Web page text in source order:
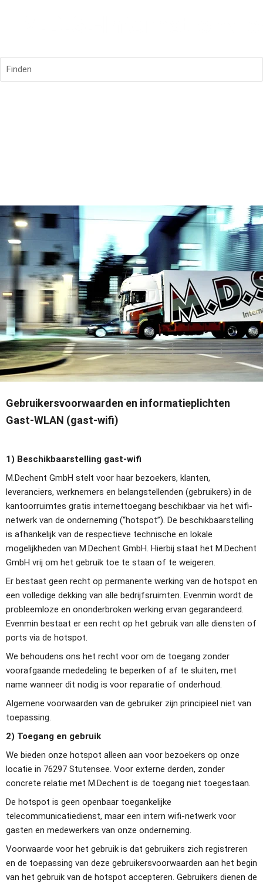
Finden
Gebruikersvoorwaarden en informatieplichten
Gast-WLAN (gast-wifi)
1) Beschikbaarstelling gast-wifi
M.Dechent GmbH stelt voor haar bezoekers, klanten,
leveranciers, werknemers en belangstellenden (gebruikers) in de
kantoorruimtes gratis internettoegang beschikbaar via het wifi-
netwerk van de onderneming (“hotspot”). De beschikbaarstelling
is afhankelijk van de respectieve technische en lokale
mogelijkheden van M.Dechent GmbH. Hierbij staat het M.Dechent
GmbH vrij om het gebruik toe te staan of te weigeren.
Er bestaat geen recht op permanente werking van de hotspot en
een volledige dekking van alle bedrijfsruimten. Evenmin wordt de
probleemloze en ononderbroken werking ervan gegarandeerd.
Evenmin bestaat er een recht op het gebruik van alle diensten of
ports via de hotspot.
We behoudens ons het recht voor om de toegang zonder
voorafgaande mededeling te beperken of af te sluiten, met
name wanneer dit nodig is voor reparatie of onderhoud.
Algemene voorwaarden van de gebruiker zijn principieel niet van
toepassing.
2) Toegang en gebruik
We bieden onze hotspot alleen aan voor bezoekers op onze
locatie in 76297 Stutensee. Voor externe derden, zonder
concrete relatie met M.Dechent is de toegang niet toegestaan.
De hotspot is geen openbaar toegankelijke
telecommunicatiedienst, maar een intern wifi-netwerk voor
gasten en medewerkers van onze onderneming.
Voorwaarde voor het gebruik is dat gebruikers zich registreren
en de toepassing van deze gebruikersvoorwaarden aan het begin
van het gebruik van de hotspot accepteren. Gebruikers dienen de